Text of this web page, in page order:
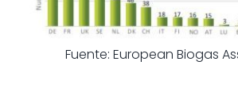
Fuente: European Biogas